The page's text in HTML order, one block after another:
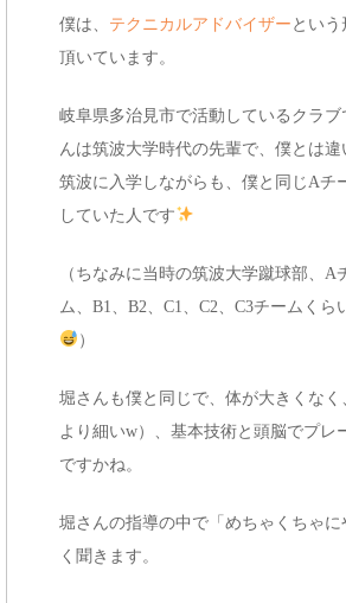
僕は、 テクニカルアドバイザー という
頂いています。
岐阜県多治見市で活動しているクラブ
んは筑波大学時代の先輩で、僕とは
筑波に入学しながらも、僕と同じAチ
していた人です
（ちなみに当時の筑波大学蹴球部、A
ム、B1、B2、C1、C2、C3チームくら
）
堀さんも僕と同じで、体が大きくな
より細いw）、基本技術と頭脳でプレ
ですかね。
堀さんの指導の中で「めちゃくちゃに
く聞きます。